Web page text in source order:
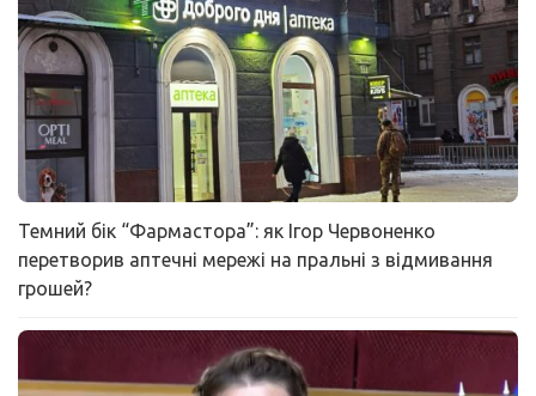
Темний бік “Фармастора”: як Ігор Червоненко
перетворив аптечні мережі на пральні з відмивання
грошей?